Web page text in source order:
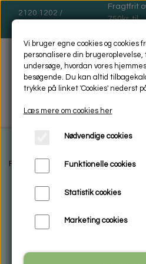
2120 1202 /
Fragtfrit
750kr. til
BIOSOL -
Forside Galleri shop Kunstkort
Vi bruger egne cookies og
personalisere din
undersøge, hvordan vores
besøgende. Du kan altid
trykke på linket 'Cookies' nederst
Læs mere om cookies her
Nødvendige cookies
Funktionelle cookies
Statistik cookies
Marketing cookies